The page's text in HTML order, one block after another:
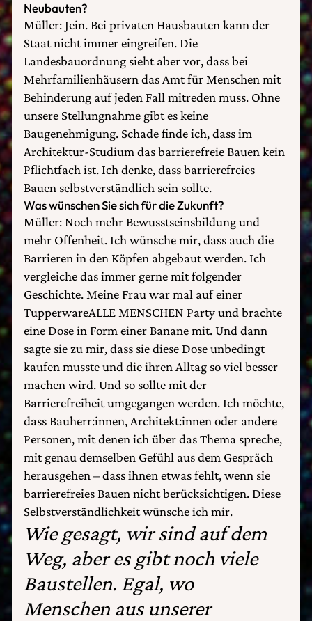
Neubauten?
Müller: Jein. Bei privaten Hausbauten kann der
Staat nicht immer eingreifen. Die
Landesbauordnung sieht aber vor, dass bei
Mehrfamilienhäusern das Amt für Menschen mit
Behinderung auf jeden Fall mitreden muss. Ohne
unsere Stellungnahme gibt es keine
Baugenehmigung. Schade finde ich, dass im
Architektur-Studium das barrierefreie Bauen kein
Pflichtfach ist. Ich denke, dass barrierefreies
Bauen selbstverständlich sein sollte.
Was wünschen Sie sich für die Zukunft?
Müller: Noch mehr Bewusstseinsbildung und
mehr Offenheit. Ich wünsche mir, dass auch die
Barrieren in den Köpfen abgebaut werden. Ich
vergleiche das immer gerne mit folgender
Geschichte. Meine Frau war mal auf einer
TupperwareALLE MENSCHEN Party und brachte
eine Dose in Form einer Banane mit. Und dann
sagte sie zu mir, dass sie diese Dose unbedingt
kaufen musste und die ihren Alltag so viel besser
machen wird. Und so sollte mit der
Barrierefreiheit umgegangen werden. Ich möchte,
dass Bauherr:innen, Architekt:innen oder andere
Personen, mit denen ich über das Thema spreche,
mit genau demselben Gefühl aus dem Gespräch
herausgehen – dass ihnen etwas fehlt, wenn sie
barrierefreies Bauen nicht berücksichtigen. Diese
Selbstverständlichkeit wünsche ich mir.
Wie gesagt, wir sind auf dem
Weg, aber es gibt noch viele
Baustellen. Egal, wo
Menschen aus unserer